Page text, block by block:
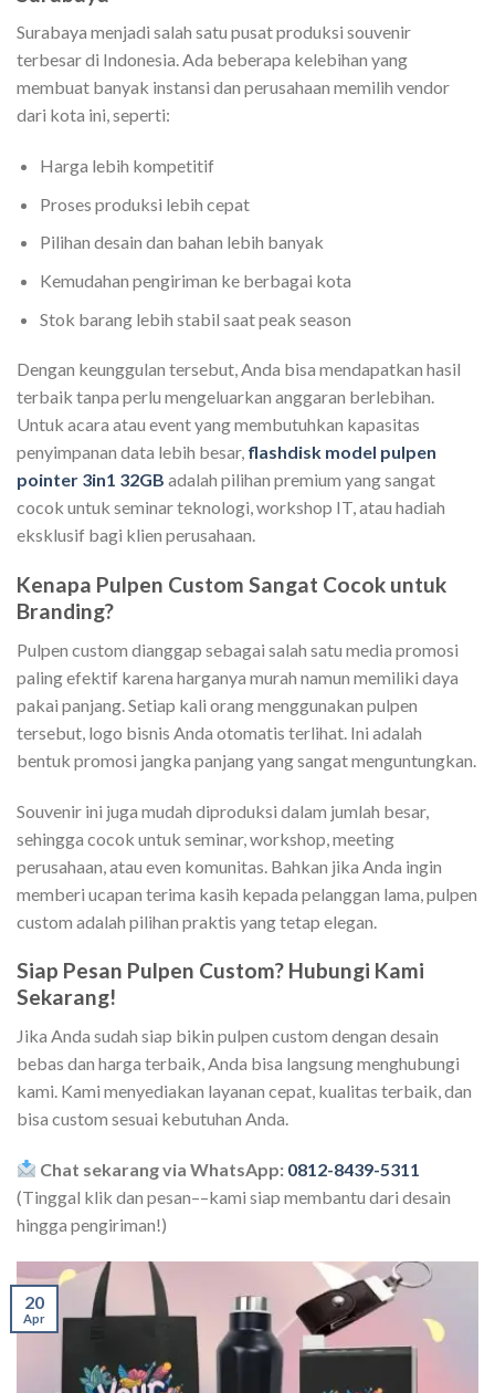
Surabaya menjadi salah satu pusat produksi souvenir
terbesar di Indonesia. Ada beberapa kelebihan yang
membuat banyak instansi dan perusahaan memilih vendor
dari kota ini, seperti:
Harga lebih kompetitif
Proses produksi lebih cepat
Pilihan desain dan bahan lebih banyak
Kemudahan pengiriman ke berbagai kota
Stok barang lebih stabil saat peak season
Dengan keunggulan tersebut, Anda bisa mendapatkan hasil
terbaik tanpa perlu mengeluarkan anggaran berlebihan.
Untuk acara atau event yang membutuhkan kapasitas
penyimpanan data lebih besar, flashdisk model pulpen
pointer 3in1 32GB adalah pilihan premium yang sangat
cocok untuk seminar teknologi, workshop IT, atau hadiah
eksklusif bagi klien perusahaan.
Kenapa Pulpen Custom Sangat Cocok untuk
Branding?
Pulpen custom dianggap sebagai salah satu media promosi
paling efektif karena harganya murah namun memiliki daya
pakai panjang. Setiap kali orang menggunakan pulpen
tersebut, logo bisnis Anda otomatis terlihat. Ini adalah
bentuk promosi jangka panjang yang sangat menguntungkan.
Souvenir ini juga mudah diproduksi dalam jumlah besar,
sehingga cocok untuk seminar, workshop, meeting
perusahaan, atau even komunitas. Bahkan jika Anda ingin
memberi ucapan terima kasih kepada pelanggan lama, pulpen
custom adalah pilihan praktis yang tetap elegan.
Siap Pesan Pulpen Custom? Hubungi Kami
Sekarang!
Jika Anda sudah siap bikin pulpen custom dengan desain
bebas dan harga terbaik, Anda bisa langsung menghubungi
kami. Kami menyediakan layanan cepat, kualitas terbaik, dan
bisa custom sesuai kebutuhan Anda.
Chat sekarang via WhatsApp: 0812-8439-5311
(Tinggal klik dan pesan––kami siap membantu dari desain
hingga pengiriman!)
20
Apr